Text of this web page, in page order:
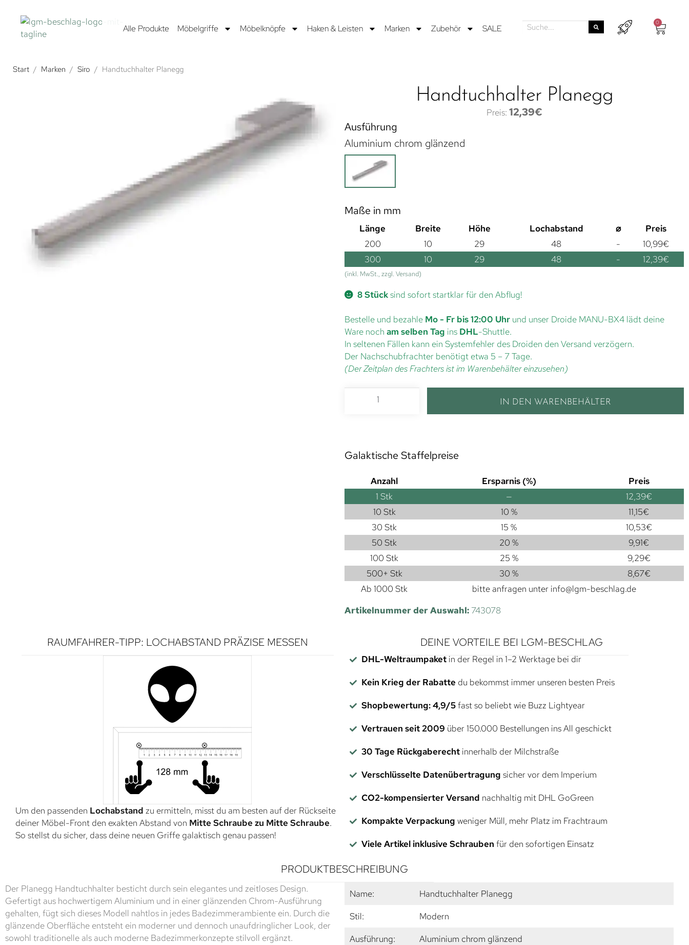
Alle Produkte Möbelgriffe Möbelknöpfe Haken & Leisten Marken Zubehör SALE
0
Start / Marken / Siro / Handtuchhalter Planegg
Handtuchhalter Planegg
12,39€
Ausführung
Aluminium chrom glänzend
Maße in mm
Länge Breite Höhe Lochabstand ⌀
Preis
200
10 29 48 - 10,99€
300
10 29 48 - 12,39€
(inkl. MwSt., zzgl. Versand)
8 Stücksind sofort startklar für den Abflug!
Bestelle und bezahle Mo - Fr bis 12:00 Uhr und unser Droide MANU-BX4 lädt deine
Ware noch am selben Tag ins DHL-Shuttle.
In seltenen Fällen kann ein Systemfehler des Droiden den Versand verzögern.
Der Nachschubfrachter benötigt etwa 5 – 7 Tage.
(Der Zeitplan des Frachters ist im Warenbehälter einzusehen)
IN DEN WARENBEHÄLTER
Galaktische Staffelpreise
Anzahl Ersparnis (%)
Preis
1 Stk — 12,39€
10 Stk
10 % 11,15€
30 Stk
15 % 10,53€
50 Stk
20 % 9,91€
100 Stk
25 % 9,29€
500+ Stk
30 % 8,67€
Ab 1000 Stk
bitte anfragen unter info@lgm-beschlag.de
Artikelnummer der Auswahl: 743078
RAUMFAHRER-TIPP: LOCHABSTAND PRÄZISE MESSEN
Um den passenden Lochabstand zu ermitteln, misst du am besten auf der Rückseite
deiner Möbel-Front den exakten Abstand von Mitte Schraube zu Mitte Schraube.
So stellst du sicher, dass deine neuen Griffe galaktisch genau passen!
DEINE VORTEILE BEI LGM-BESCHLAG
DHL-Weltraumpaketin der Regel in 1–2 Werktage bei dir
Kein Krieg der Rabatte du bekommst immer unseren besten Preis
Shopbewertung: 4,9/5fast so beliebt wie Buzz Lightyear
Vertrauen seit 2009 über 150.000 Bestellungen ins All geschickt
30 Tage Rückgaberechtinnerhalb der Milchstraße
Verschlüsselte Datenübertragung sicher vor dem Imperium
CO2-kompensierter Versand nachhaltig mit DHL GoGreen
Kompakte Verpackung weniger Müll, mehr Platz im Frachtraum
Viele Artikel inklusive Schrauben für den sofortigen Einsatz
PRODUKTBESCHREIBUNG
Der Planegg Handtuchhalter besticht durch sein elegantes und zeitloses Design.
Gefertigt aus hochwertigem Aluminium und in einer glänzenden Chrom-Ausführung
gehalten, fügt sich dieses Modell nahtlos in jedes Badezimmerambiente ein. Durch die
glänzende Oberfläche entsteht ein moderner und dennoch unaufdringlicher Look, der
sowohl traditionelle als auch moderne Badezimmerkonzepte stilvoll ergänzt.
Name:
Handtuchhalter Planegg
Stil:
Modern
Ausführung:
Aluminium chrom glänzend